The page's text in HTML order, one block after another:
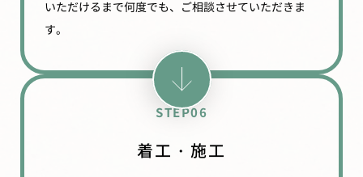
いただけるまで何度でも、ご相談させていただきま
す。
STEP06
着工・施工